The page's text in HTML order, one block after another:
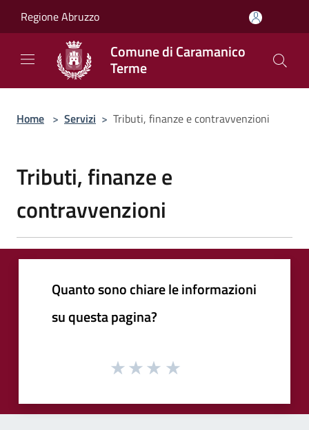
Regione Abruzzo
Comune di Caramanico
Terme
Home > Servizi > Tributi, finanze e contravvenzioni
Tributi, finanze e
contravvenzioni
Quanto sono chiare le informazioni
su questa pagina?